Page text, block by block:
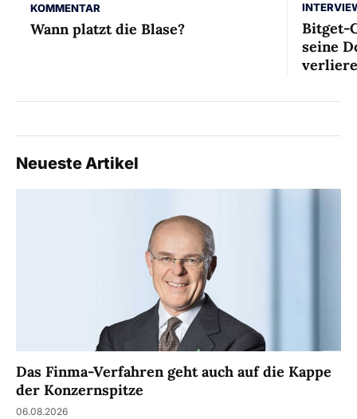
KOMMENTAR
Wann platzt die Blase?
Bitget-
seine
Neueste Artikel
Das Finma-Verfahren geht auch auf die Kappe
der Konzernspitze
06.08.2026